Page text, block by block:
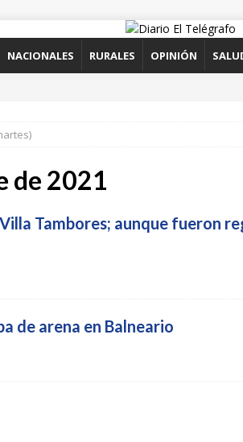
NACIONALES RURALES OPINIÓN
de 2021
Tambores; aunque fueron
de arena en Balneario